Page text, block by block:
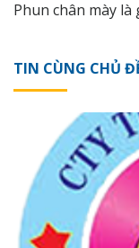
Phun chân mày là
TIN CÙNG CHỦ